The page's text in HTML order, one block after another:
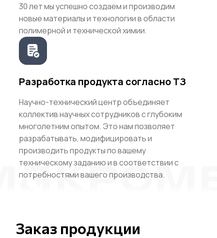
30 лет мы успешно создаем и производим
новые материалы и технологии в области
полимерной и технической химии.
Разработка продукта согласно ТЗ
Научно-технический центр объединяет
коллектив научных сотрудников с глубоким
многолетним опытом. Это нам позволяет
разрабатывать, модифицировать и
производить продукты по вашему
техническому заданию и в соответствии с
потребностями вашего производства.
Заказ продукции